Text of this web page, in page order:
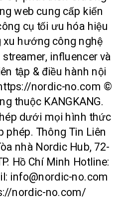
web cung cấp kiến
cụ tối ưu hóa hiệu
hướng công nghệ
influencer và
tập & điều hành nội
nordic-no.com ©
thuộc KANGKANG.
dưới mọi hình thức
Thông Tin Liên
nhà Nordic Hub, 72-
Hồ Chí Minh Hotline:
info@nordic-no.com
nordic-no.com/